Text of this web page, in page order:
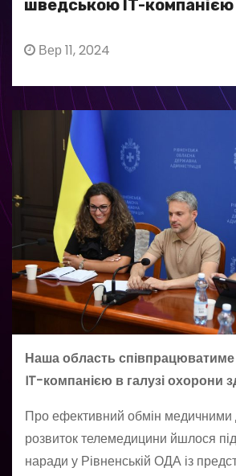
шведською IT-компанією
Вер 11, 2024
Наша область
IT-компанією в галузі охорони
Про ефективний обмін медичними
розвиток телемедицини йшлося
наради у Рівненській ОДА із